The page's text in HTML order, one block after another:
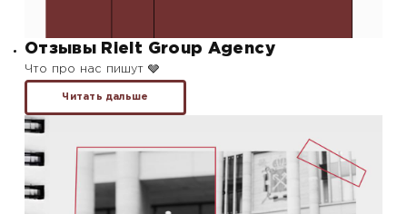
Отзывы Rielt Group Agency
Что про нас пишут 🩶
Читать дальше